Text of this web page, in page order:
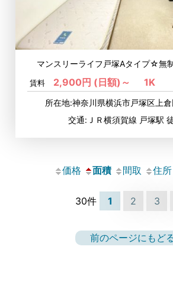
マンスリーライフ戸塚Aタイプ☆無
賃料 2,900円 (日額)～ 1K
所在地:神奈川県横浜市戸塚区上
交通:ＪＲ横須賀線 戸塚駅
価格 面積 間取 住所
30件 1 2 3
前のページにもど